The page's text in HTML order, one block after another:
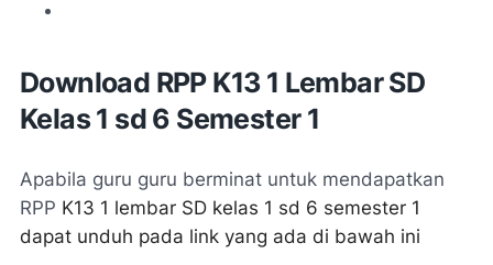
Download RPP K13 1 Lembar SD
Kelas 1 sd 6 Semester 1
Apabila guru guru berminat untuk mendapatkan
RPP K13 1 lembar SD kelas 1 sd 6 semester 1
dapat unduh pada link yang ada di bawah ini